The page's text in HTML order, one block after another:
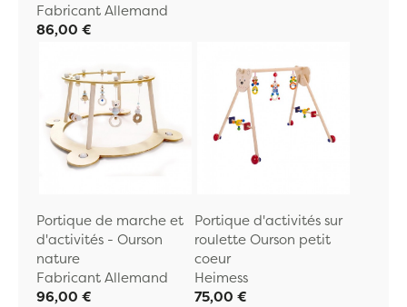
Fabricant Allemand
86,00 €
Portique de marche et
d'activités - Ourson
nature
Fabricant Allemand
96,00 €
Portique d'activités sur
roulette Ourson petit
coeur
Heimess
75,00 €